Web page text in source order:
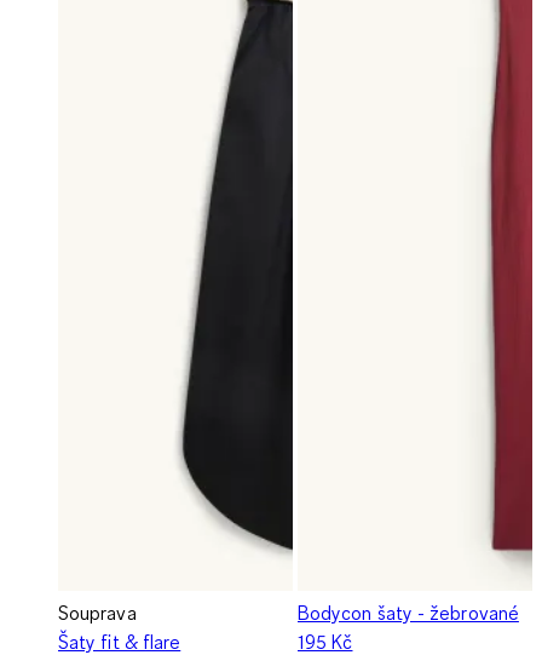
Souprava
Šaty fit & flare
Bodycon šaty - žebrované
195 Kč